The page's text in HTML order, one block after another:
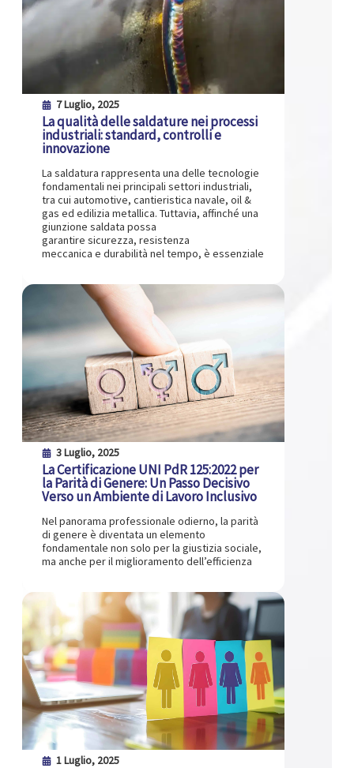
7 Luglio, 2025
La qualità delle saldature nei processi
industriali: standard, controlli e
innovazione
La saldatura rappresenta una delle tecnologie
fondamentali nei principali settori industriali,
tra cui automotive, cantieristica navale, oil &
gas ed edilizia metallica. Tuttavia, affinché una
giunzione saldata possa
garantire sicurezza, resistenza
meccanica e durabilità nel tempo, è essenziale
3 Luglio, 2025
La Certificazione UNI PdR 125:2022 per
la Parità di Genere: Un Passo Decisivo
Verso un Ambiente di Lavoro Inclusivo
Nel panorama professionale odierno, la parità
di genere è diventata un elemento
fondamentale non solo per la giustizia sociale,
ma anche per il miglioramento dell’efficienza
1 Luglio, 2025